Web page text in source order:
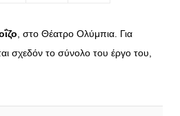
, στο Θέατρο Ολύμπια. Για
σχεδόν το σύνολο του έργο του,